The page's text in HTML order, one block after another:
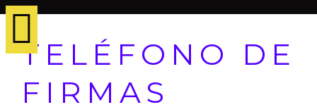
TELÉFONO DE
FIRMAS